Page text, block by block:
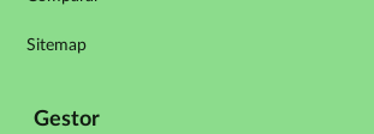
Sitemap
Gestor